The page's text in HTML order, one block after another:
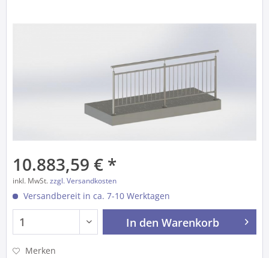
10.883,59 € *
inkl. MwSt.zzgl. Versandkosten
Versandbereit in ca. 7-10 Werktagen
In den Warenkorb
Merken